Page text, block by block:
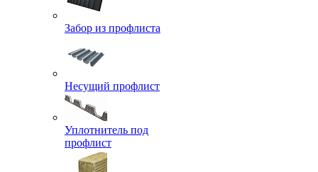
Забор из профлиста
Несущий профлист
Уплотнитель под
профлист